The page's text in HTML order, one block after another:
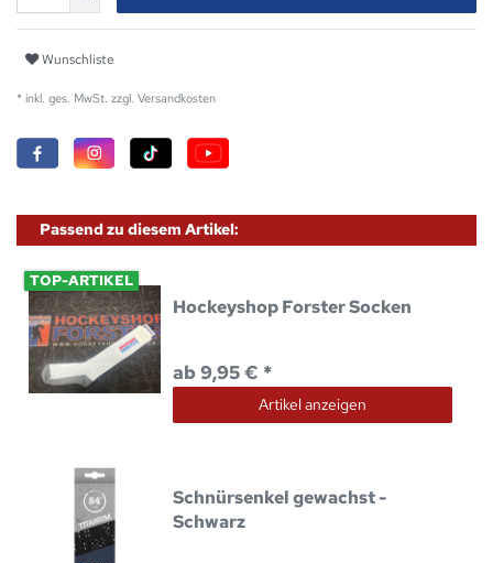
Wunschliste
* inkl. ges. MwSt. zzgl. Versandkosten
Passend zu diesem Artikel:
TOP-ARTIKEL
Hockeyshop Forster Socken
ab 9,95 € *
Artikel anzeigen
Schnürsenkel gewachst -
Schwarz